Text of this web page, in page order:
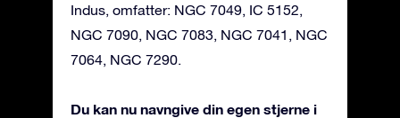
Indus, omfatter: NGC 7049, IC 5152,
NGC 7090, NGC 7083, NGC 7041, NGC
7064, NGC 7290.
Du kan nu navngive din egen stjerne i